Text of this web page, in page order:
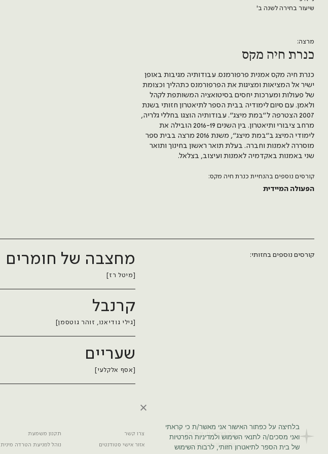
שיעור בחירה לשנה ב'
מרצה:
כנרת חיה מקס
כנרת חיה מקס אמנית פרפורמנס. עבודותיה מגיבות באופן
ישיר אל המציאות ומציגות את הפרפורמנס כתהליך וכצומת
של פעולות ומערכות יחסים בסיטואציה המשותפת לקהל
ולאמן. עם סיום לימודיה בבית הספר לתיאטרון חזותי בשנת
2007 הצטרפה ל״במת מיצג״. עבודותיה הוצגו בחללי גלריה,
מרחב ציבורי ותיאטרון. בין השנים 2016-19 הובילה את
לימודי המיצג ב״במת מיצג״, משנת 2016 מרצה בבית ספר
מוסררה לאמנות וחברה. בעלת תואר ראשון בחינוך ותואר
שני באמנות באקדמיה לאמנות ועיצוב, בצלאל.
קורסים נוספים בהנחיית כנרת חיה מקס:
הפעולה המיידית
קורסים נוספים בחזותי: מחצבה של חומרים
[מיטל רז]
קרנבל
[גילי גודיאנו, זוהר גוטסמן]
שעריים
[אסף אלקלעי]
רח' בצלאל 11, ירושלים
טלפון: 02-6733435
צרו קשר
אזור אישי סטודנטים
תקנון משמעת
נוהל למניעת הטרדה מינית
בלחיצה על כפתור האישור אני מאשר/ת כי קראתי
ואני מסכים/ה לתנאי השימוש ולמדיניות הפרטיות
של בית הספר לתיאטרון חזותי, לרבות השימוש